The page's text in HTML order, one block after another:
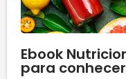
Ebook
para